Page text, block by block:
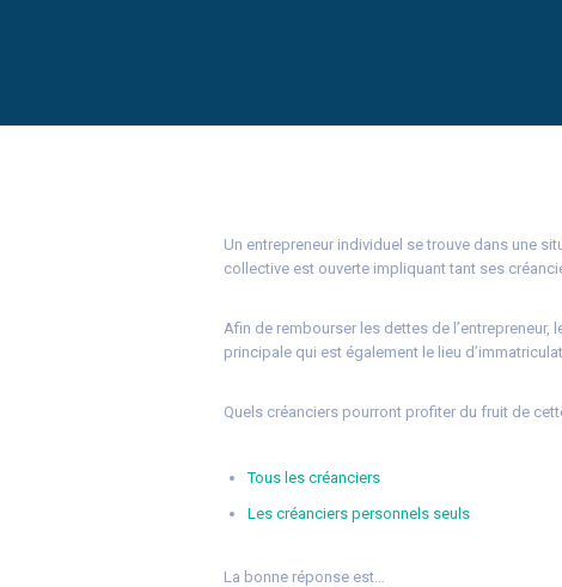
Un entrepreneur individuel se trouve dans une
collective est ouverte impliquant tant ses
Afin de rembourser les dettes de
principale qui est également le lieu
Quels créanciers pourront profiter du fruit de
Tous les créanciers
Les créanciers personnels seuls
La bonne réponse est…